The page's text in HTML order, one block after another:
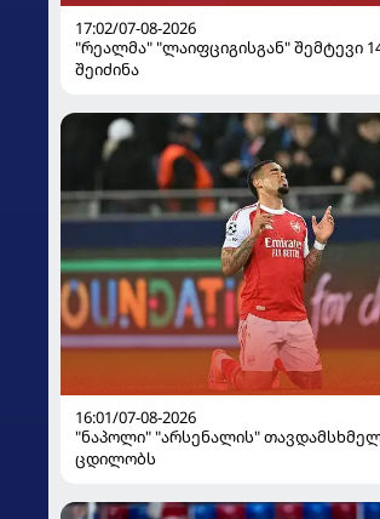
17:02/07-08-2026
"რეალმა" "ლაიფციგისგან" შემტევი
შეიძინა
16:01/07-08-2026
"ნაპოლი" "არსენალის"
ცდილობს